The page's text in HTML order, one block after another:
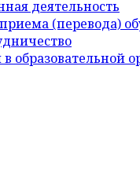
деятельность
(перевода)
образовательной